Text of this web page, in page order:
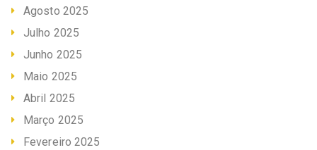
Agosto 2025
Julho 2025
Junho 2025
Maio 2025
Abril 2025
Março 2025
Fevereiro 2025